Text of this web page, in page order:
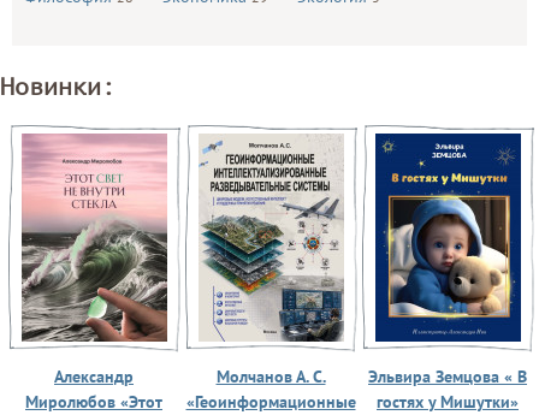
Новинки:
Александр
Миролюбов «Этот
Молчанов А. С.
«Геоинформационные
Эльвира Земцова « В
гостях у Мишутки»